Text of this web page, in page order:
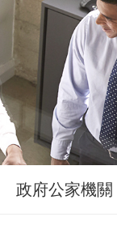
政府公家機關